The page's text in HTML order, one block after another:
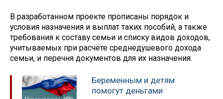
В разработанном проекте прописаны порядок и
условия назначения и выплат таких пособий, а также
требования к составу семьи и списку видов доходов,
учитываемых при расчёте среднедушевого дохода
семьи, и перечня документов для их назначения.
Беременным и детям
помогут деньгами